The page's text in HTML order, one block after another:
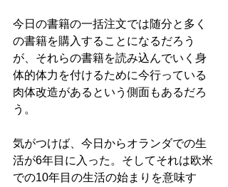
今日の書籍の一括注文では随分と多く
の書籍を購入することになるだろう
が、それらの書籍を読み込んでいく身
体的体力を付けるために今行っている
肉体改造があるという側面もあるだろ
う。
気がつけば、今日からオランダでの生
活が6年目に入った。そしてそれは欧米
での10年目の生活の始まりを意味す